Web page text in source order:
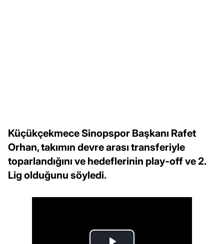
Küçükçekmece Sinopspor Başkanı Rafet
Orhan, takımın devre arası transferiyle
toparlandığını ve hedeflerinin play-off ve 2.
Lig olduğunu söyledi.